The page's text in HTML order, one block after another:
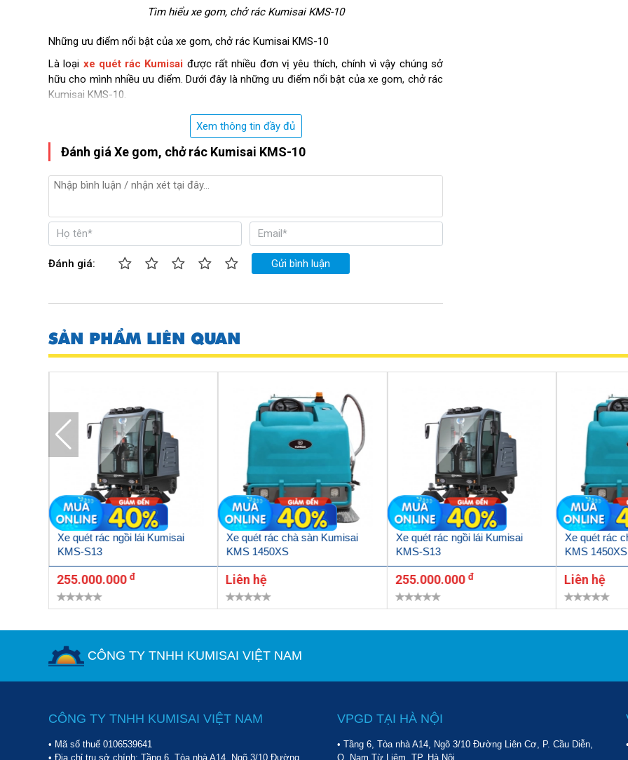
Tìm hiểu xe gom, chở rác Kumisai KMS-10
Những ưu điểm nổi bật của xe gom, chở rác Kumisai KMS-10
Là loại xe quét rác Kumisai được rất nhiều đơn vị yêu thích, chính vì vậy chúng sở
hữu cho mình nhiều ưu điểm. Dưới đây là những ưu điểm nổi bật của xe gom, chở rác
Kumisai KMS-10.
Kumisai -10 sở hữu tốc độ vận hành nổi bật
Xe gom, chở rác Kumisai KMS-10hoạt động nhờ động cơ chạy bằng điện từ
30km/h. Với tốc độ di chuyển này giúp người dùng tăng năng suất và hiệu quả
Chính nhờ ưu điểm này, nhân công vệ sinh môi trường không cần tiêu tốn quá
nhiều sức như phương pháp dùng xe đẩy truyền thông. Kumisai KMS-10 thay
thế được 3,4 người lao động, vì vậy giúp doanh nghiệp cắt giảm được một
khoản chi phí cố định hàng tháng.
Kumisai- 10 sở hữu dung tích thùng chứa lớn
Xe gom, chở rác Kumisai -10
240 lít. Nhờ có dung tích lớn như vậy mà thiết bị có thể vận hành liên tục, giúp nâng
cao hiệu quả, cắt giảm thời gian làm việc. Thùng chứa rác được cấu thành nên từ vật
liệu cao cấp là tôn mạ, giúp chống ăn mòn, han gỉ cực cao. Kumisai KMS-10 nhờ có
nhiều như trung tâm thương mại, khu đô thị, khu dân cư,...
Xem thông tin đầy đủ
Đánh giá Xe gom, chở rác Kumisai KMS-10
Đánh giá: Gửi bình luận
SẢN PHẨM LIÊN QUAN
Xe quét rác ngồi lái Kumisai
KMS-S13
255.000.000 đ
Xe quét rác chà sàn Kumisai
KMS 1450XS
Liên hệ
Xe quét rác ngồi lái Kumisai
KMS-S13
255.000.000 đ
Xe quét rác
KMS 1450XS
Liên hệ
CÔNG TY TNHH KUMISAI VIỆT NAM
CÔNG TY TNHH KUMISAI VIỆT NAM
• Mã số thuế 0106539641
• Địa chỉ trụ sở chính: Tầng 6, Tòa nhà A14, Ngõ 3/10 Đường
VPGD TẠI HÀ NỘI
• Tầng 6, Tòa nhà A14, Ngõ 3/10 Đường Liên Cơ, P. Cầu Diễn,
Q. Nam Từ Liêm, TP. Hà Nội